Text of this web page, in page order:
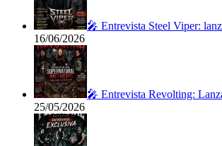
🎤 Entrevista Steel Viper:
16/06/2026
🎤 Entrevista Revolting:
25/05/2026